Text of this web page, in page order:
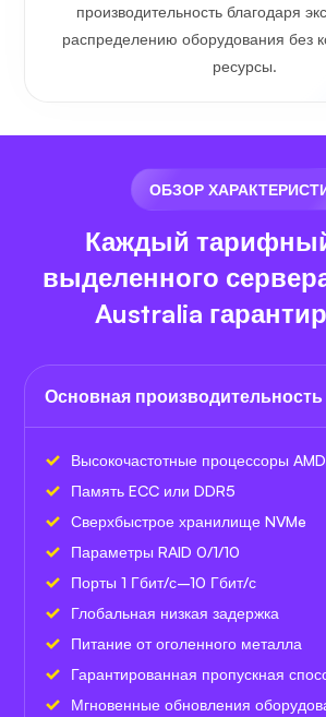
производительность благодаря
распределению оборудования без
ресурсы.
ОБЗОР
Каждый
выделенного
Australia
Основная производительность
Высокочастотные процессоры AMD
Память ECC или DDR5
Сверхбыстрое хранилище NVMe
Параметры RAID 0/1/10
Порты 1 Гбит/с–10 Гбит/с
Глобальная низкая задержка
Питание от оголенного металла
Гарантированная пропускная
Мгновенные обновления